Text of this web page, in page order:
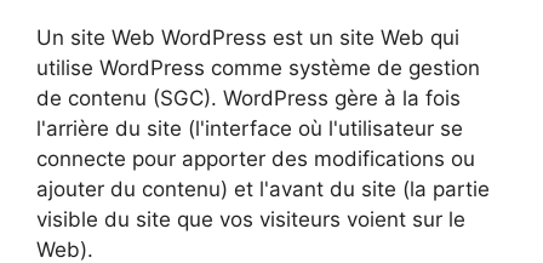
Un site Web WordPress est un site Web qui
utilise WordPress comme système de gestion
de contenu (SGC). WordPress gère à la fois
l'arrière du site (l'interface où l'utilisateur se
connecte pour apporter des modifications ou
ajouter du contenu) et l'avant du site (la partie
visible du site que vos visiteurs voient sur le
Web).